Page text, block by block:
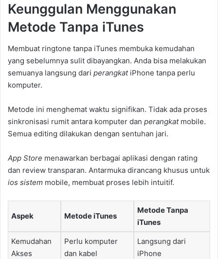
Keunggulan Menggunakan
Metode Tanpa iTunes
Membuat ringtone tanpa iTunes membuka kemudahan
yang sebelumnya sulit dibayangkan. Anda bisa melakukan
semuanya langsung dari perangkatiPhone tanpa perlu
komputer.
Metode ini menghemat waktu signifikan. Tidak ada proses
sinkronisasi rumit antara komputer dan perangkatmobile.
Semua editing dilakukan dengan sentuhan jari.
App Store menawarkan berbagai aplikasi dengan rating
dan review transparan. Antarmuka dirancang khusus untuk
ios sistem mobile, membuat proses lebih intuitif.
Aspek Metode iTunes
Metode Tanpa
iTunes
Kemudahan
Akses
Perlu komputer
dan kabel
Langsung dari
iPhone